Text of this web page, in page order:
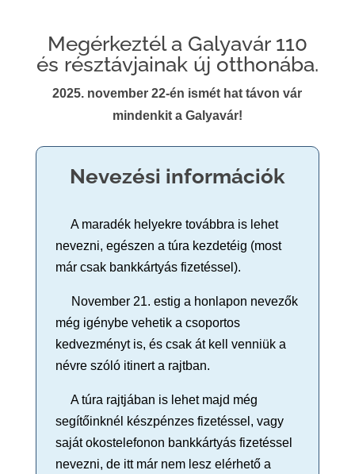
Megérkeztél a Galyavár 110
és résztávjainak új otthonába.
​2025. november 22-én ismét hat távon vár
mindenkit a Galyavár!
Nevezési információk
A maradék helyekre továbbra is lehet
nevezni, egészen a túra kezdetéig (most
már csak bankkártyás fizetéssel).
November 21. estig a honlapon nevezők
még igénybe vehetik a csoportos
kedvezményt is, és csak át kell venniük a
névre szóló itinert a rajtban.
A túra rajtjában is lehet majd még
segítőinknél készpénzes fizetéssel, vagy
saját okostelefonon bankkártyás fizetéssel
nevezni, de itt már nem lesz elérhető a